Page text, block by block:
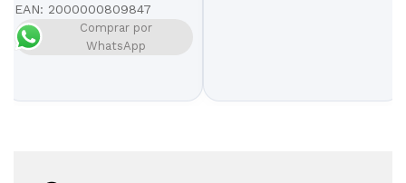
EAN: 2000000809847
Comprar por
WhatsApp